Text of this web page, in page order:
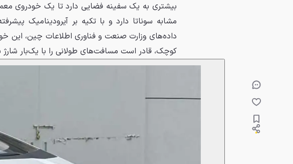
مشابه سوناتا دارد و با تکیه بر آیرودینامیک
داده‌های وزارت صنعت و فناوری اطلاعات چین، این
کوچک، قادر است مسافت‌های طولانی را با یک‌بار شارژ